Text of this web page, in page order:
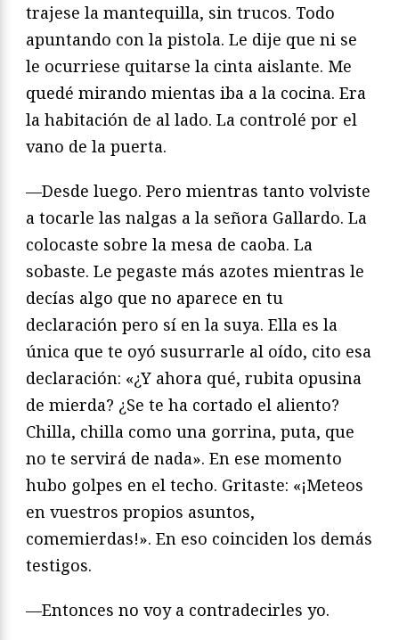
trajese la mantequilla, sin trucos. Todo
apuntando con la pistola. Le dije que ni se
le ocurriese quitarse la cinta aislante. Me
quedé mirando mientas iba a la cocina. Era
la habitación de al lado. La controlé por el
vano de la puerta.
—Desde luego. Pero mientras tanto volviste
a tocarle las nalgas a la señora Gallardo. La
colocaste sobre la mesa de caoba. La
sobaste. Le pegaste más azotes mientras le
decías algo que no aparece en tu
declaración pero sí en la suya. Ella es la
única que te oyó susurrarle al oído, cito esa
declaración: «¿Y ahora qué, rubita opusina
de mierda? ¿Se te ha cortado el aliento?
Chilla, chilla como una gorrina, puta, que
no te servirá de nada». En ese momento
hubo golpes en el techo. Gritaste: «¡Meteos
en vuestros propios asuntos,
comemierdas!». En eso coinciden los demás
testigos.
—Entonces no voy a contradecirles yo.